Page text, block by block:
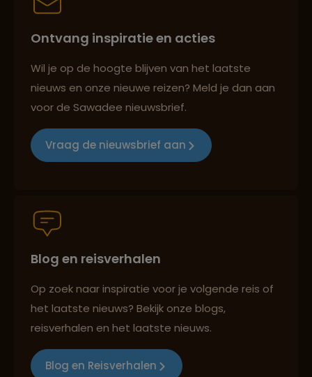
Groepsreizen mét indivuele vrijheid
Best beoordeelde reisroutes
Reizen met oog voor mens, cultuur en milieu
Ontvang inspiratie en acties
Wil je op de hoogte blijven van het laatste
nieuws en onze nieuwe reizen? Meld je dan aan
voor de Sawadee nieuwsbrief.
Vraag de nieuwsbrief aan
Blog en reisverhalen
Op zoek naar inspiratie voor je volgende reis of
het laatste nieuws? Bekijk onze blogs,
reisverhalen en het laatste nieuws.
Blog en Reisverhalen